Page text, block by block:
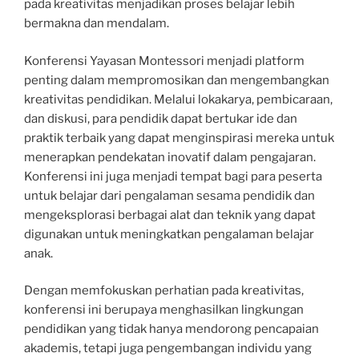
pada kreativitas menjadikan proses belajar lebih
bermakna dan mendalam.
Konferensi Yayasan Montessori menjadi platform
penting dalam mempromosikan dan mengembangkan
kreativitas pendidikan. Melalui lokakarya, pembicaraan,
dan diskusi, para pendidik dapat bertukar ide dan
praktik terbaik yang dapat menginspirasi mereka untuk
menerapkan pendekatan inovatif dalam pengajaran.
Konferensi ini juga menjadi tempat bagi para peserta
untuk belajar dari pengalaman sesama pendidik dan
mengeksplorasi berbagai alat dan teknik yang dapat
digunakan untuk meningkatkan pengalaman belajar
anak.
Dengan memfokuskan perhatian pada kreativitas,
konferensi ini berupaya menghasilkan lingkungan
pendidikan yang tidak hanya mendorong pencapaian
akademis, tetapi juga pengembangan individu yang